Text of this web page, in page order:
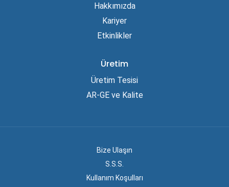
Hakkımızda
Kariyer
Etkinlikler
Üretim
Üretim Tesisi
AR-GE ve Kalite
Bize Ulaşın
S.S.S.
Kullanım Koşulları